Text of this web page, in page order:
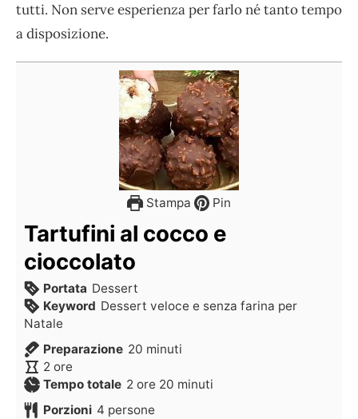
tutti. Non serve esperienza per farlo né tanto tempo
a disposizione.
Stampa Pin
Tartufini al cocco e
cioccolato
Portata Dessert
Keyword Dessert veloce e senza farina per
Natale
Preparazione 20 minuti
2 ore
Tempo totale 2 ore 20 minuti
Porzioni 4 persone